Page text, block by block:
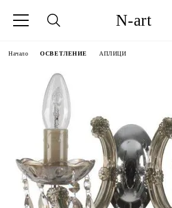
N-art
Начало ОСВЕТЛЕНИЕ АПЛИЦИ